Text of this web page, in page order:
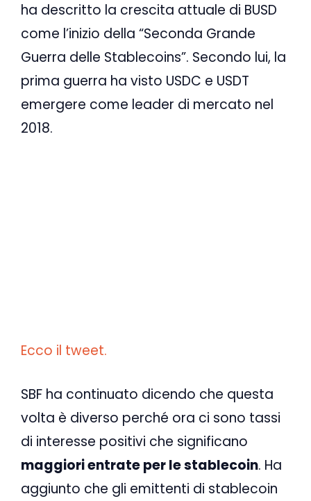
ha descritto la crescita attuale di BUSD
come l’inizio della “Seconda Grande
Guerra delle Stablecoins”. Secondo lui, la
prima guerra ha visto USDC e USDT
emergere come leader di mercato nel
2018.
Ecco il tweet.
SBF ha continuato dicendo che questa
volta è diverso perché ora ci sono tassi
di interesse positivi che significano
maggiori entrate per le stablecoin. Ha
aggiunto che gli emittenti di stablecoin